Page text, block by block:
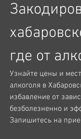
где от
Узнайте цены и
алкоголя в
избавление от
безболезненно и
Запишитесь на